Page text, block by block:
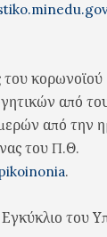
του
από
από την
του Π.Θ.
.
του